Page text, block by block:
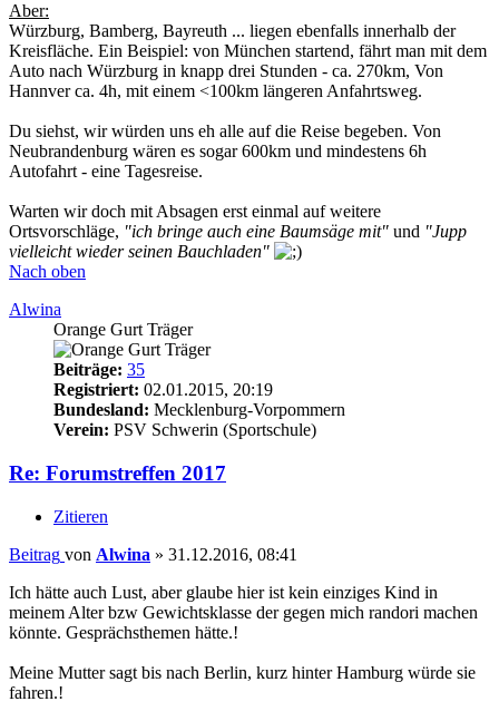
Aber:
Würzburg, Bamberg, Bayreuth ... liegen ebenfalls innerhalb der
Kreisfläche. Ein Beispiel: von München startend, fährt man mit dem
Auto nach Würzburg in knapp drei Stunden - ca. 270km, Von
Hannver ca. 4h, mit einem <100km längeren Anfahrtsweg.
Du siehst, wir würden uns eh alle auf die Reise begeben. Von
Neubrandenburg wären es sogar 600km und mindestens 6h
Autofahrt - eine Tagesreise.
Warten wir doch mit Absagen erst einmal auf weitere
Ortsvorschläge, "ich bringe auch eine Baumsäge mit" und "Jupp
vielleicht wieder seinen Bauchladen"
Nach oben
Alwina
Orange Gurt Träger
Beiträge: 35
Registriert: 02.01.2015, 20:19
Bundesland: Mecklenburg-Vorpommern
Verein: PSV Schwerin (Sportschule)
Re: Forumstreffen 2017
Zitieren
Beitrag von Alwina » 31.12.2016, 08:41
Ich hätte auch Lust, aber glaube hier ist kein einziges Kind in
meinem Alter bzw Gewichtsklasse der gegen mich randori machen
könnte. Gesprächsthemen hätte.!
Meine Mutter sagt bis nach Berlin, kurz hinter Hamburg würde sie
fahren.!